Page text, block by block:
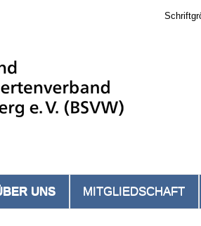
UNS MITGLIEDSCHAFT